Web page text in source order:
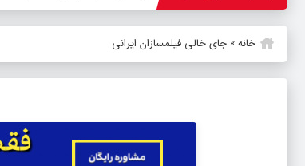
خانه» جای خالی فیلمسازان ایرانی